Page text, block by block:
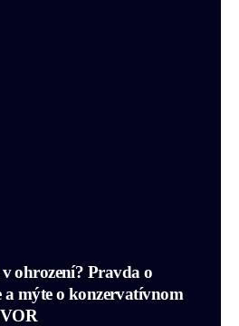
ohrození? Pravda o
mýte o konzervatívnom